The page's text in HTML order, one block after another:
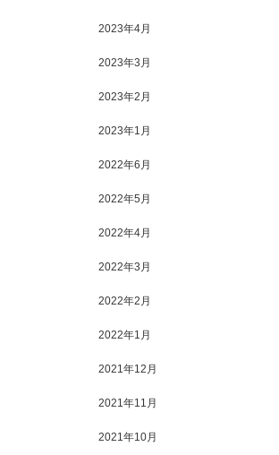
2023年4月
2023年3月
2023年2月
2023年1月
2022年6月
2022年5月
2022年4月
2022年3月
2022年2月
2022年1月
2021年12月
2021年11月
2021年10月